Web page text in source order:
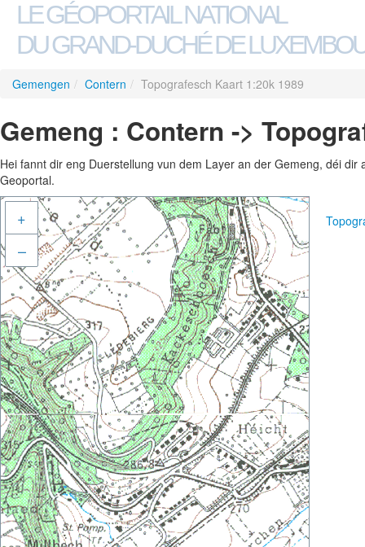
LE GÉOPORTAIL NATIONAL
DU GRAND-DUCHÉ DE
Gemengen / Contern / Topografesch Kaart 1:20k 1989
Gemeng : Contern ->
Hei fannt dir eng Duerstellung vun dem Layer an der Gemeng, déi
Geoportal.
+
–